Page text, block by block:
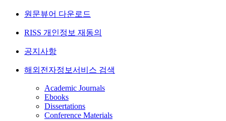
원문뷰어 다운로드
RISS 개인정보 재동의
공지사항
해외전자정보서비스 검색
Academic Journals
Ebooks
Dissertations
Conference Materials